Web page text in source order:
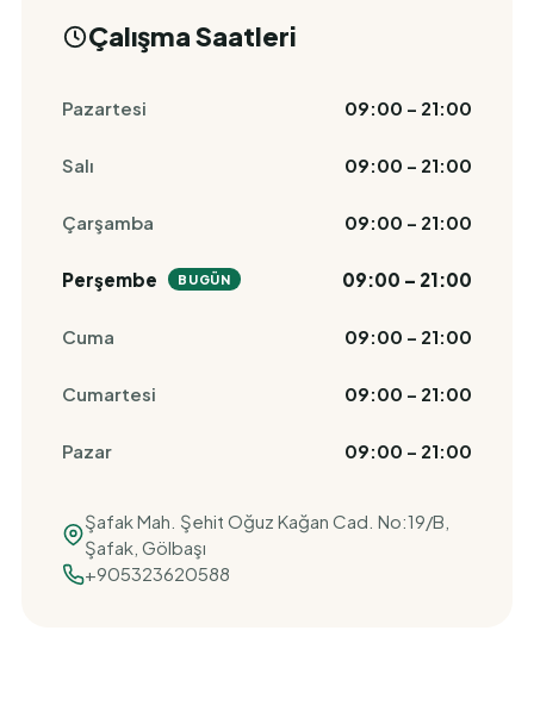
Çalışma Saatleri
Pazartesi 09:00 – 21:00
Salı 09:00 – 21:00
Çarşamba 09:00 – 21:00
Perşembe BUGÜN 09:00 – 21:00
Cuma 09:00 – 21:00
Cumartesi 09:00 – 21:00
Pazar 09:00 – 21:00
Şafak Mah. Şehit Oğuz Kağan Cad. No:19/B,
Şafak, Gölbaşı
+905323620588